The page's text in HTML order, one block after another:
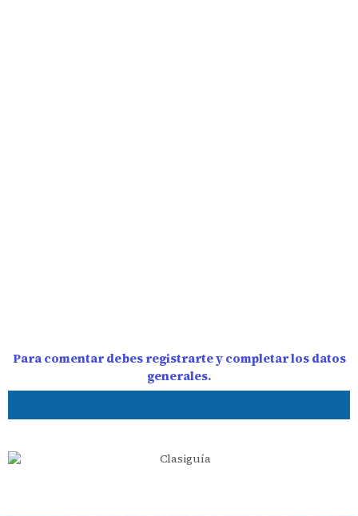
Para comentar debes registrarte y completar los datos
generales.